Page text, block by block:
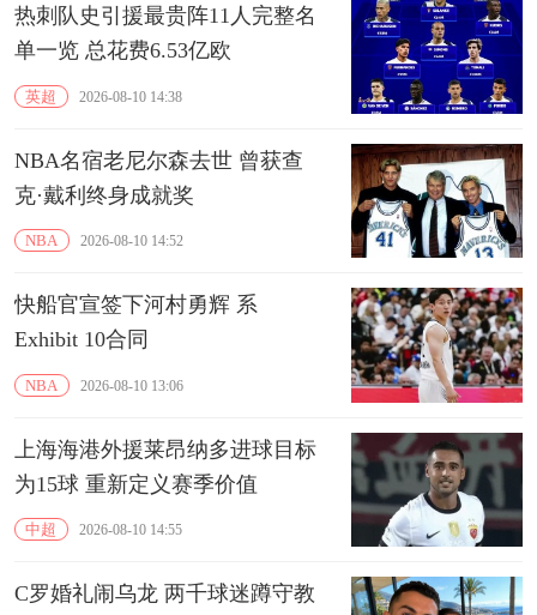
热刺队史引援最贵阵11人完整名
单一览 总花费6.53亿欧
英超 2026-08-10 14:38
NBA名宿老尼尔森去世 曾获查
克·戴利终身成就奖
NBA 2026-08-10 14:52
快船官宣签下河村勇辉 系
Exhibit 10合同
NBA 2026-08-10 13:06
上海海港外援‌莱昂纳多进球目标
为15球 重新定义赛季价值
中超 2026-08-10 14:55
C罗婚礼闹乌龙 两千球迷蹲守教